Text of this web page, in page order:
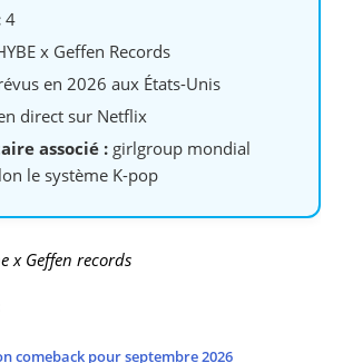
4
x Geffen Records
en 2026 aux États-Unis
direct sur Netflix
associé : girlgroup mondial
le système K-pop
x Geffen records
comeback pour septembre 2026